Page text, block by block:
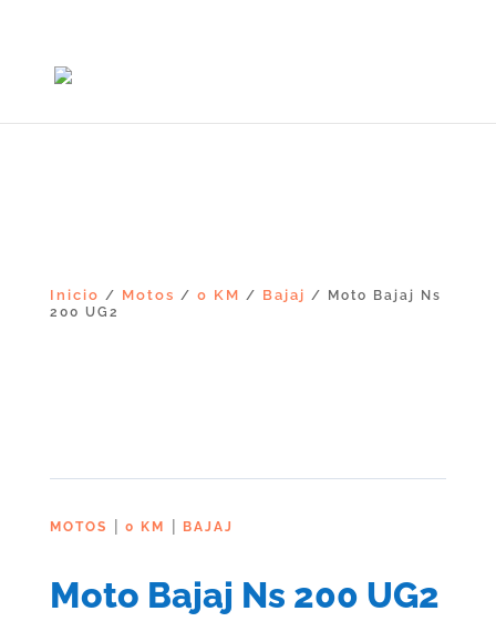
Inicio / Motos / 0 KM / Bajaj / Moto Bajaj Ns
200 UG2
MOTOS | 0 KM | BAJAJ
Moto Bajaj Ns 200 UG2